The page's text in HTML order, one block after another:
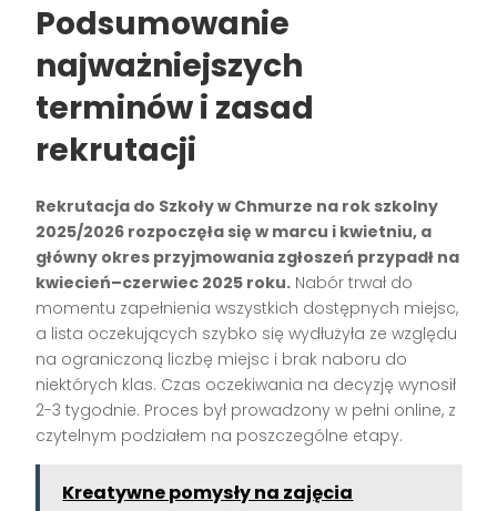
Podsumowanie
najważniejszych
terminów i zasad
rekrutacji
Rekrutacja do Szkoły w Chmurze na rok szkolny
2025/2026 rozpoczęła się w marcu i kwietniu, a
główny okres przyjmowania zgłoszeń przypadł na
kwiecień–czerwiec 2025 roku. Nabór trwał do
momentu zapełnienia wszystkich dostępnych miejsc,
a lista oczekujących szybko się wydłużyła ze względu
na ograniczoną liczbę miejsc i brak naboru do
niektórych klas. Czas oczekiwania na decyzję wynosił
2-3 tygodnie. Proces był prowadzony w pełni online, z
czytelnym podziałem na poszczególne etapy.
Kreatywne pomysły na zajęcia